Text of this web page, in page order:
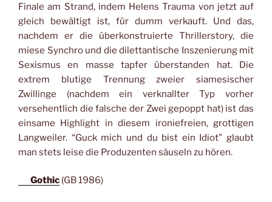
Finale am Strand, indem Helens Trauma von jetzt auf
gleich bewältigt ist, für dumm verkauft. Und das,
nachdem er die überkonstruierte Thrillerstory, die
miese Synchro und die dilettantische Inszenierung mit
Sexismus en masse tapfer überstanden hat. Die
extrem blutige Trennung zweier siamesischer
Zwillinge (nachdem ein verknallter Typ vorher
versehentlich die falsche der Zwei gepoppt hat) ist das
einsame Highlight in diesem ironiefreien, grottigen
Langweiler. “Guck mich und du bist ein Idiot” glaubt
man stets leise die Produzenten säuseln zu hören.
Gothic (GB 1986)